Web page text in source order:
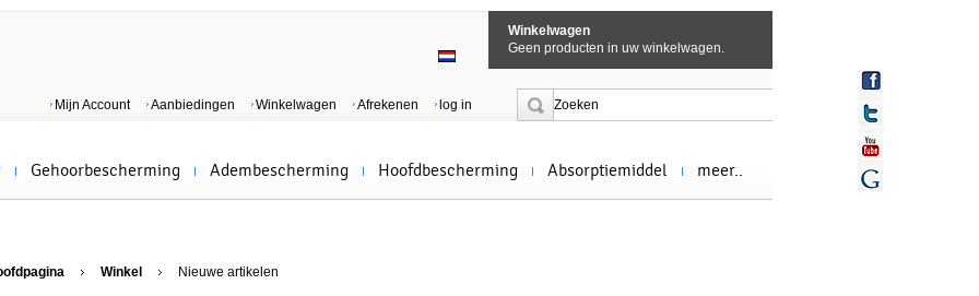
Winkelwagen
Geen producten in uw winkelwagen.
log in
Afrekenen
Winkelwagen
Aanbiedingen
Mijn Account
Gehoorbescherming Adembescherming Hoofdbescherming Absorptiemiddel meer..
Winkel Nieuwe artikelen